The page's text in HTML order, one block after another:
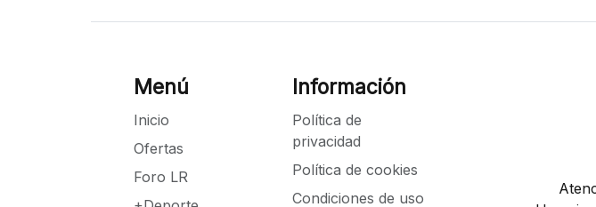
Menú
Inicio
Ofertas
Foro LR
Información
Política de
privacidad
Política de cookies
Condiciones de uso